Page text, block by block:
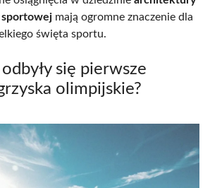
mają ogromne znaczenie dla
święta sportu.
się pierwsze
olimpijskie?